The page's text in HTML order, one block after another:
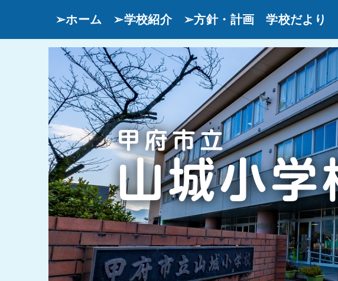
➢ホーム ➢学校紹介 ➢方針・計画 学校だより